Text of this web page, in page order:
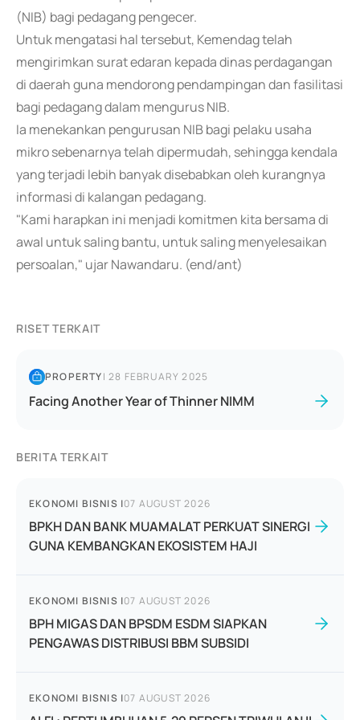
(NIB) bagi pedagang pengecer.
Untuk mengatasi hal tersebut, Kemendag telah
mengirimkan surat edaran kepada dinas perdagangan
di daerah guna mendorong pendampingan dan fasilitasi
bagi pedagang dalam mengurus NIB.
Ia menekankan pengurusan NIB bagi pelaku usaha
mikro sebenarnya telah dipermudah, sehingga kendala
yang terjadi lebih banyak disebabkan oleh kurangnya
informasi di kalangan pedagang.
"Kami harapkan ini menjadi komitmen kita bersama di
awal untuk saling bantu, untuk saling menyelesaikan
persoalan," ujar Nawandaru. (end/ant)
RISET TERKAIT
PROPERTY|28 FEBRUARY 2025
Facing Another Year of Thinner NIMM
BERITA TERKAIT
EKONOMI BISNIS |07 AUGUST 2026
BPKH DAN BANK MUAMALAT PERKUAT SINERGI
GUNA KEMBANGKAN EKOSISTEM HAJI
EKONOMI BISNIS |07 AUGUST 2026
BPH MIGAS DAN BPSDM ESDM SIAPKAN
PENGAWAS DISTRIBUSI BBM SUBSIDI
EKONOMI BISNIS |07 AUGUST 2026